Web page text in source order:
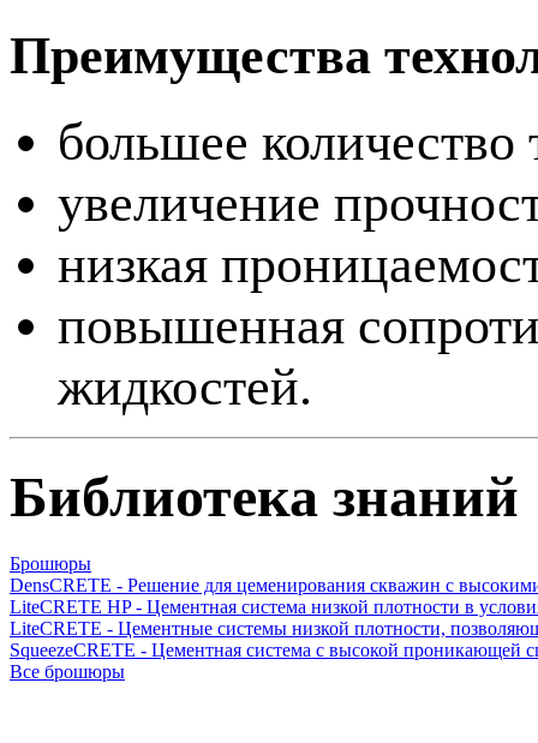
Преимущества
большее
увеличение
низкая
повышенная
жидкостей.
Библиотека знаний
Брошюры
DensCRETE - Решение для цеменирования скважин с
LiteCRETE HP - Цементная система низкой плотности в
LiteCRETE - Цементные системы низкой плотности,
SqueezeCRETE - Цементная система с высокой проникающей
Все брошюры